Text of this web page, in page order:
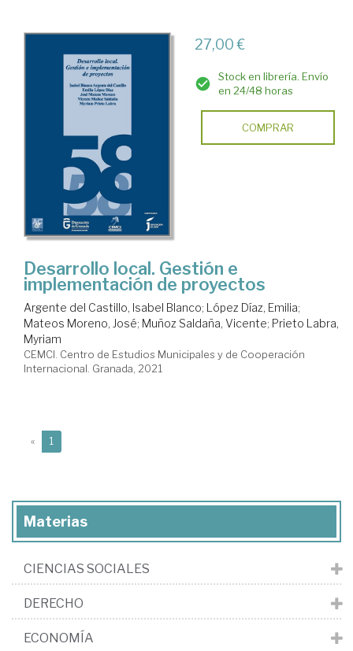
27,00 €
Stock en librería. Envío
en 24/48 horas
COMPRAR
Desarrollo local. Gestión e
implementación de proyectos
Argente del Castillo, Isabel Blanco; López Díaz, Emilia;
Mateos Moreno, José; Muñoz Saldaña, Vicente; Prieto Labra,
Myriam
CEMCI. Centro de Estudios Municipales y de Cooperación
Internacional. Granada, 2021
« 1
Materias
CIENCIAS SOCIALES
DERECHO
ECONOMÍA